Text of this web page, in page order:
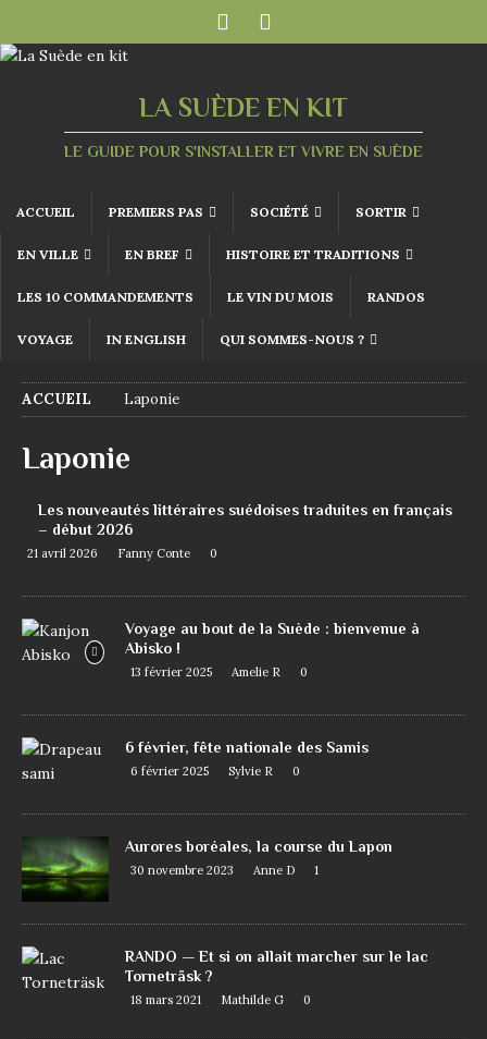
LA SUÈDE EN KIT
LE GUIDE POUR S'INSTALLER ET VIVRE EN SUÈDE
ACCUEIL PREMIERS PAS SOCIÉTÉ SORTIR
EN VILLE EN BREF HISTOIRE ET TRADITIONS
LES 10 COMMANDEMENTS LE VIN DU MOIS RANDOS
VOYAGE IN ENGLISH QUI SOMMES-NOUS ?
ACCUEIL Laponie
Laponie
Les nouveautés littéraires suédoises traduites en français
– début 2026
21 avril 2026 Fanny Conte 0
Voyage au bout de la Suède : bienvenue à
Abisko !
13 février 2025 Amelie R 0
6 février, fête nationale des Samis
6 février 2025 Sylvie R 0
Aurores boréales, la course du Lapon
30 novembre 2023 Anne D 1
RANDO — Et si on allait marcher sur le lac
Torneträsk ?
18 mars 2021 Mathilde G 0